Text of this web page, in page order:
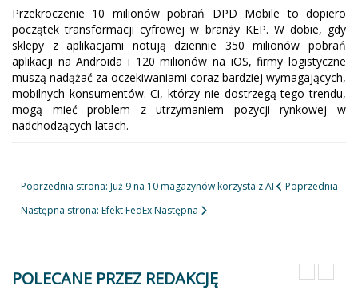
Przekroczenie 10 milionów pobrań DPD Mobile to dopiero
początek transformacji cyfrowej w branży KEP. W dobie, gdy
sklepy z aplikacjami notują dziennie 350 milionów pobrań
aplikacji na Androida i 120 milionów na iOS, firmy logistyczne
muszą nadążać za oczekiwaniami coraz bardziej wymagających,
mobilnych konsumentów. Ci, którzy nie dostrzegą tego trendu,
mogą mieć problem z utrzymaniem pozycji rynkowej w
nadchodzących latach.
Poprzednia strona: Już 9 na 10 magazynów korzysta z AI
Poprzednia
Następna strona: Efekt FedExNastępna
POLECANE PRZEZ REDAKCJĘ